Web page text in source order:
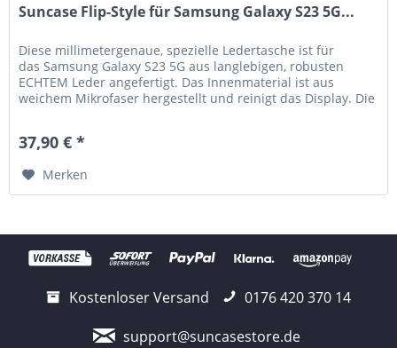
Suncase Flip-Style für Samsung Galaxy S23 5G...
Diese millimetergenaue, spezielle Ledertasche ist für
das Samsung Galaxy S23 5G aus langlebigen, robusten
ECHTEM Leder angefertigt. Das Innenmaterial ist aus
weichem Mikrofaser hergestellt und reinigt das Display. Die
37,90 € *
Merken
Kostenloser Versand
0176 420 370 14
support@suncasestore.de